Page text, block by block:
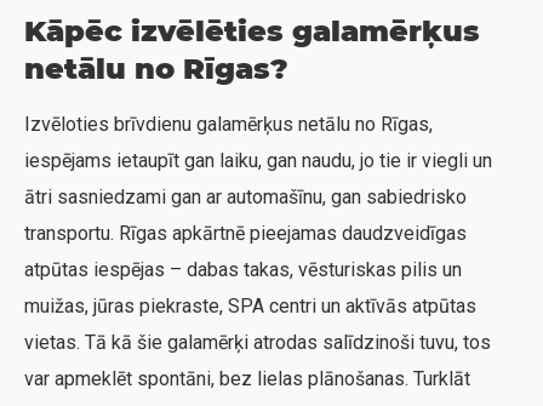
Kāpēc izvēlēties galamērķus
netālu no Rīgas?
Izvēloties brīvdienu galamērķus netālu no Rīgas,
iespējams ietaupīt gan laiku, gan naudu, jo tie ir viegli un
ātri sasniedzami gan ar automašīnu, gan sabiedrisko
transportu. Rīgas apkārtnē pieejamas daudzveidīgas
atpūtas iespējas – dabas takas, vēsturiskas pilis un
muižas, jūras piekraste, SPA centri un aktīvās atpūtas
vietas. Tā kā šie galamērķi atrodas salīdzinoši tuvu, tos
var apmeklēt spontāni, bez lielas plānošanas. Turklāt